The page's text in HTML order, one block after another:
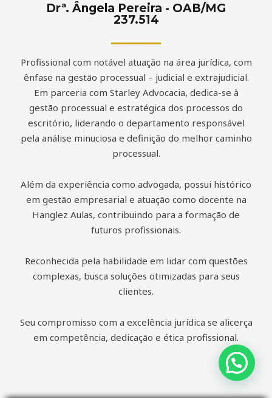
Drª. Ângela Pereira - OAB/MG
237.514
Profissional com notável atuação na área jurídica, com
ênfase na gestão processual – judicial e extrajudicial.
Em parceria com Starley Advocacia, dedica-se à
gestão processual e estratégica dos processos do
escritório, liderando o departamento responsável
pela análise minuciosa e definição do melhor caminho
processual.
Além da experiência como advogada, possui histórico
em gestão empresarial e atuação como docente na
Hanglez Aulas, contribuindo para a formação de
futuros profissionais.
Reconhecida pela habilidade em lidar com questões
complexas, busca soluções otimizadas para seus
clientes.
Seu compromisso com a excelência jurídica se alicerça
em competência, dedicação e ética profissional.